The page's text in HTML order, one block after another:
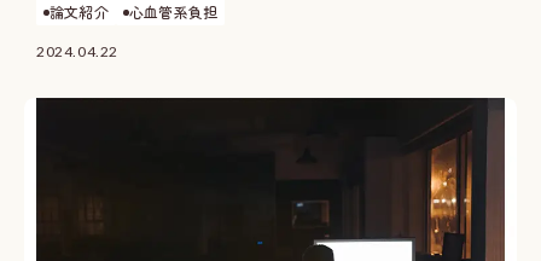
論文紹介 心血管系負担
2024.04.22